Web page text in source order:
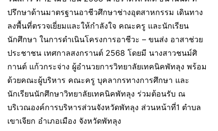
ปรึกษาด้านมาตรฐานอาชีวศึกษาช่างอุตสาหกรรม เดินทาง
ลงพื้นที่ตรวจเยี่ยมและให้กำลังใจ คณะครู และนักเรียน
นักศึกษา ในการดำเนินโครงการอาชีวะ – ขนส่ง อาสาช่วย
ประชาชน เทศกาลสงกรานต์ 2568 โดยมี นางสาวชนม์ศิ
กานต์ แก้วกระจ่าง ผู้อำนวยการวิทยาลัยเทคนิคพัทลุง พร้อม
ด้วยคณะผู้บริหาร คณะครู บุคลากรทางการศึกษา และ
นักเรียนนักศึกษาวิทยาลัยเทคนิคพัทลุง ร่วมต้อนรับ ณ
บริเวณองค์การบริหารส่วนจังหวัดพัทลุง ส่วนหน้าที่1 ตำบล
เขาเจียก อำเภอเมือง จังหวัดพัทลุง